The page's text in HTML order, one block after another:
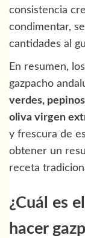
consistencia
condimentar,
cantidades al
En resumen,
gazpacho
verdes,
oliva virgen
y frescura de
obtener un
receta
¿Cuál es
hacer